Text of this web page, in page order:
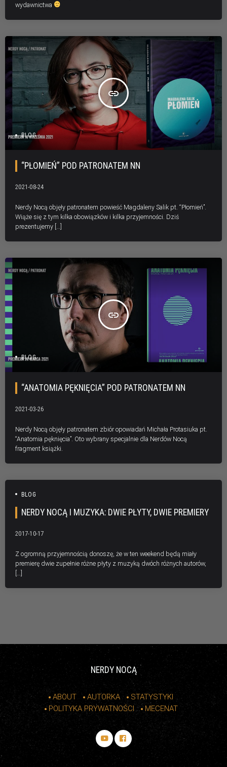
wydawnictwa
insert_link
BLOG
“PŁOMIEŃ” POD PATRONATEM NN
2021-08-24
Nerdy Nocą objęły patronatem powieść Magdaleny Salik pt. “Płomień”.
Wiąże się z tym kilka obowiązków i kilka przyjemności. Dziś
prezentujemy […]
insert_link
BLOG
“ANATOMIA PĘKNIĘCIA” POD PATRONATEM NN
2021-03-26
Nerdy Nocą objęły patronatem zbiór opowiadań Michała Protasiuka pt.
“Anatomia pęknięcia”. Oto wybrany specjalnie dla Nerdów Nocą
fragment książki.
BLOG
NERDY NOCĄ I MUZYKA: DWIE PŁYTY, DWIE PREMIERY
2017-10-17
Z ogromną przyjemnością donoszę, że w ten weekend będą miały
premierę dwie zupełnie różne płyty z muzyką dwóch różnych autorów,
[…]
NERDY NOCĄ
ABOUT AUTORKA
STATYSTYKI
POLITYKA PRYWATNOŚCI
MECENAT